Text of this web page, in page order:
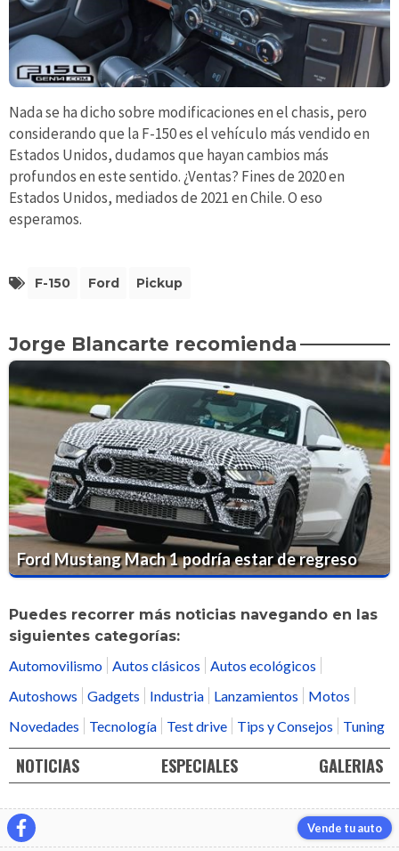
Nada se ha dicho sobre modificaciones en el chasis, pero
considerando que la F-150 es el vehículo más vendido en
Estados Unidos, dudamos que hayan cambios más
profundos en este sentido. ¿Ventas? Fines de 2020 en
Estados Unidos, mediados de 2021 en Chile. O eso
esperamos.
F-150 Ford Pickup
Jorge Blancarte recomienda
Ford Mustang Mach 1 podría estar de regreso
Puedes recorrer más noticias navegando en las
siguientes categorías:
Automovilismo Autos clásicos
Autos ecológicos
Autoshows
Gadgets Industria Lanzamientos
Motos
Novedades
Tecnología Test drive Tips y Consejos Tuning
NOTICIAS ESPECIALES GALERIAS
Vende tu auto